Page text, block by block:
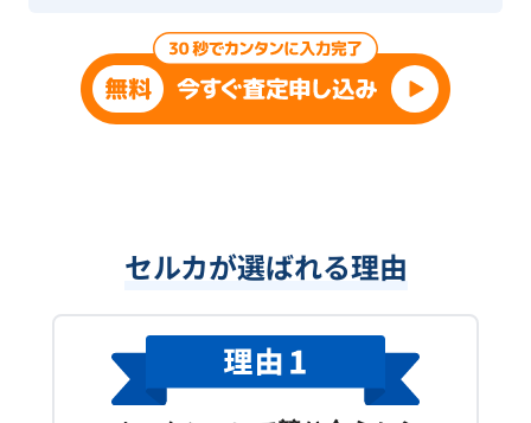
セルカが選ばれる理由